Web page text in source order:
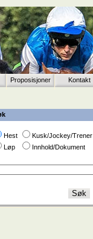
Proposisjoner Kontakt
Hest
Kusk/Jockey/Trener
Løp
Innhold/Dokument